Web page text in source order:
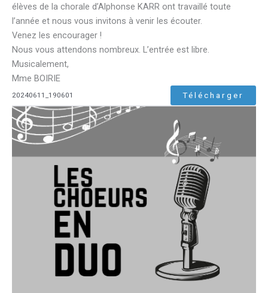
élèves de la chorale d’Alphonse KARR ont travaillé toute
l’année et nous vous invitons à venir les écouter.
Venez les encourager !
Nous vous attendons nombreux. L’entrée est libre.
Musicalement,
Mme BOIRIE
20240611_190601 Télécharger